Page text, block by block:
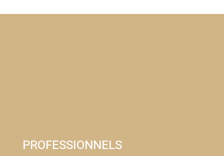
PROFESSIONNELS